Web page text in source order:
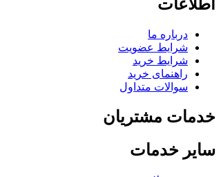
اطلاعات
درباره ما
شرایط عضویت
شرایط خرید
راهنمای خرید
سوالات متداول
خدمات مشتریان
سایر خدمات